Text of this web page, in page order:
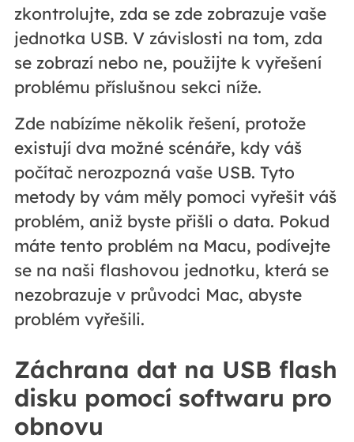
zkontrolujte, zda se zde zobrazuje vaše
jednotka USB. V závislosti na tom, zda
se zobrazí nebo ne, použijte k vyřešení
problému příslušnou sekci níže.
Zde nabízíme několik řešení, protože
existují dva možné scénáře, kdy váš
počítač nerozpozná vaše USB. Tyto
metody by vám měly pomoci vyřešit váš
problém, aniž byste přišli o data. Pokud
máte tento problém na Macu, podívejte
se na naši flashovou jednotku, která se
nezobrazuje v průvodci Mac, abyste
problém vyřešili.
Záchrana dat na USB flash
disku pomocí softwaru pro
obnovu